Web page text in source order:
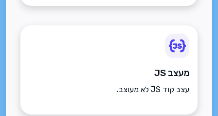
מעצב JS
עצב קוד JS לא מעוצב.